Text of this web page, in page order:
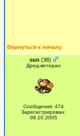
Вернуться к началу
sun (36)
Дред-ветеран
Сообщения: 474
Зарегистрирован:
09.10.2005